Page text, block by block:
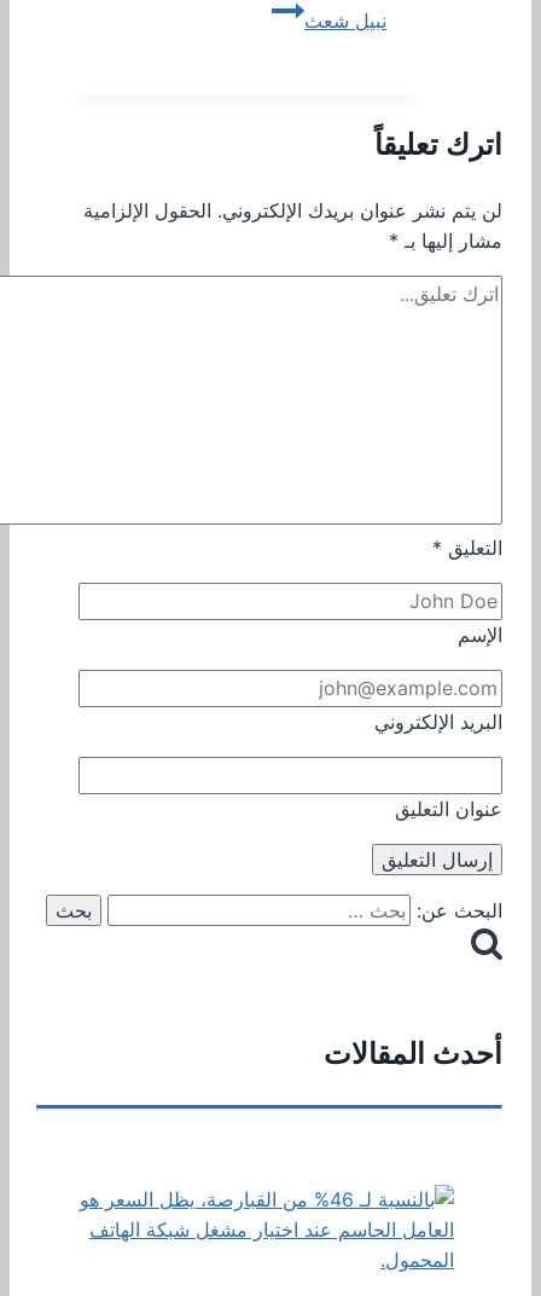
نبيل شعث
اترك تعليقاً
لن يتم نشر عنوان بريدك الإلكتروني. الحقول الإلزامية
مشار إليها بـ *
التعليق *
الإسم
البريد الإلكتروني
عنوان التعليق
البحث عن:
أحدث المقالات